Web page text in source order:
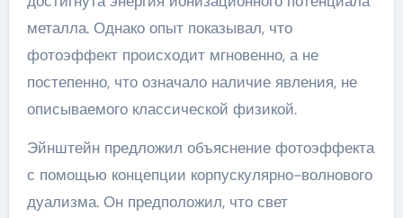
металла. Однако опыт показывал, что
фотоэффект происходит мгновенно, а не
постепенно, что означало наличие явления, не
описываемого классической физикой.
Эйнштейн предложил объяснение фотоэффекта
с помощью концепции корпускулярно-волнового
дуализма. Он предположил, что свет